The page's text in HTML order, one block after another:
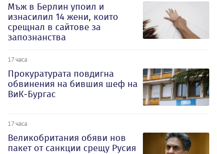
Мъж в Берлин упоил и
изнасилил 14 жени, които
срещнал в сайтове за
запознанства
17 часа
Прокуратурата повдигна
обвинения на бившия шеф на
ВиК-Бургас
17 часа
Великобритания обяви нов
пакет от санкции срещу Русия